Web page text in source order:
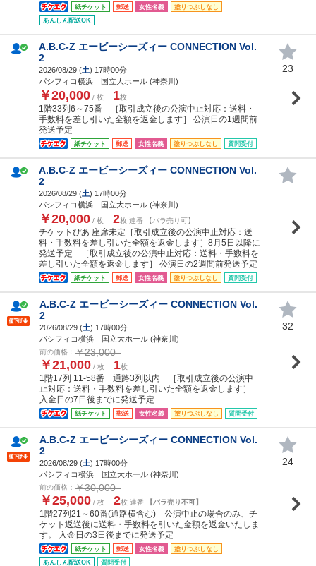
紙チケット 郵送 女性名義
塗りつぶしなし
あんしん配送OK
A.B.C-Z エービーシーズィー CONNECTION Vol.
2
2026/08/29 (土) 17時00分
パシフィコ横浜 国立大ホール (神奈川)
￥20,000 / 枚 1枚
1階33列6～75番 ［取引成立後の公演中止対応：送料・
手数料を差し引いた全額を返金します］ 公演日の1週間前
発送予定
紙チケット 郵送 女性名義 塗りつぶしなし 質問受付
23
A.B.C-Z エービーシーズィー CONNECTION Vol.
2
2026/08/29 (土) 17時00分
パシフィコ横浜 国立大ホール (神奈川)
￥20,000 / 枚 2枚 連番 【バラ売り可】
チケットぴあ 座席未定［取引成立後の公演中止対応：送
料・手数料を差し引いた全額を返金します］8月5日以降に
発送予定 ［取引成立後の公演中止対応：送料・手数料を
差し引いた全額を返金します］ 公演日の2週間前発送予定
紙チケット 郵送 女性名義 塗りつぶしなし 質問受付
A.B.C-Z エービーシーズィー CONNECTION Vol.
2
2026/08/29 (土) 17時00分
パシフィコ横浜 国立大ホール (神奈川)
前の価格： ￥23,000
￥21,000 / 枚 1枚
1階17列 11-58番 通路3列以内 ［取引成立後の公演中
止対応：送料・手数料を差し引いた全額を返金します］
入金日の7日後までに発送予定
紙チケット 郵送 女性名義 塗りつぶしなし 質問受付
32
A.B.C-Z エービーシーズィー CONNECTION Vol.
2
2026/08/29 (土) 17時00分
パシフィコ横浜 国立大ホール (神奈川)
前の価格： ￥30,000
￥25,000 / 枚 2枚 連番 【バラ売り不可】
1階27列21～60番(通路横含む) 公演中止の場合のみ、チ
ケット返送後に送料・手数料を引いた金額を返金いたしま
す。 入金日の3日後までに発送予定
紙チケット 郵送 女性名義
塗りつぶしなし
あんしん配送OK
質問受付
24